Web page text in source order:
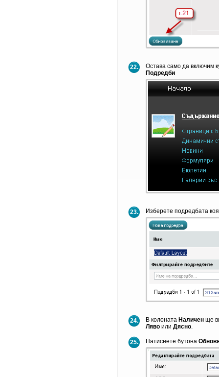
22.
Остава само да включим
Подредби
23. Изберете подредбата
24. В колоната Наличен ще
Ляво или Дясно.
25. Натиснете бутона